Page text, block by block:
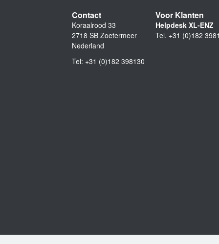
Contact
Koraalrood 33
2718 SB Zoetermeer
Nederland
Tel: +31 (0)182 398130
Voor Klanten
Helpdesk XL-ENZ
Tel. +31 (0)182